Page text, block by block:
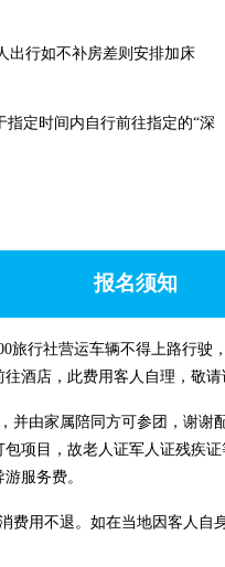
出行如不补房差则安排加床
定时间内自行前往指定的“深
报名须知
旅行社营运车辆不得上路行驶
酒店，此费用客人自理，敬请
并由家属陪同方可参团，谢谢
项目，故老人证军人证残疾
服务费。
费用不退。如在当地因客人自